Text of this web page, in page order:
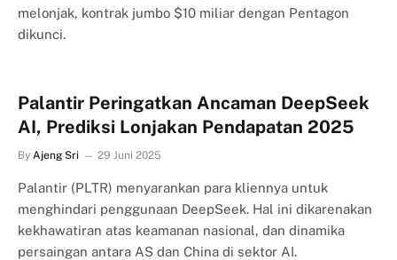
melonjak, kontrak jumbo $10 miliar dengan Pentagon
dikunci.
Palantir Peringatkan Ancaman DeepSeek
AI, Prediksi Lonjakan Pendapatan 2025
By Ajeng Sri 29 Juni 2025
Palantir (PLTR) menyarankan para kliennya untuk
menghindari penggunaan DeepSeek. Hal ini dikarenakan
kekhawatiran atas keamanan nasional, dan dinamika
persaingan antara AS dan China di sektor AI.